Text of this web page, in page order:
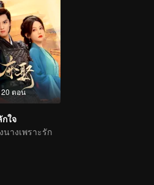
ตอน
ใจ
างเพราะรัก